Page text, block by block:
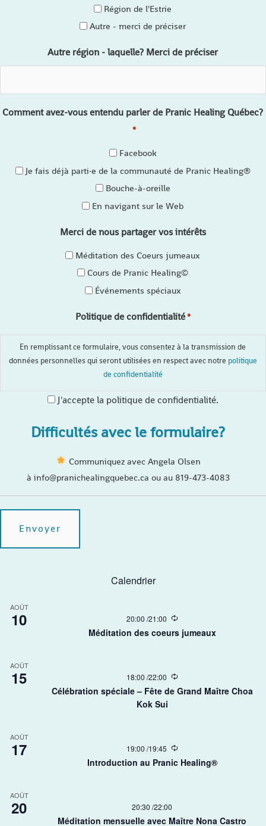
Région de l'Estrie
Autre - merci de préciser
Autre région - laquelle? Merci de préciser
Comment avez-vous entendu parler de Pranic Healing Québec?
*
Facebook
Je fais déjà parti·e de la communauté de Pranic Healing®
Bouche-à-oreille
En navigant sur le Web
Merci de nous partager vos intérêts
Méditation des Coeurs jumeaux
Cours de Pranic Healing©
Événements spéciaux
Politique de confidentialité*
En remplissant ce formulaire, vous consentez à la transmission de
données personnelles qui seront utilisées en respect avec notre politique
de confidentialité
J'accepte la politique de confidentialité.
Difficultés avec le formulaire?
Communiquez avec Angela Olsen
à info@pranichealingquebec.ca ou au 819-473-4083
Calendrier
AOÛT
10 20:00 /21:00
R
c
i
g
Méditation des coeurs jumeaux
AOÛT
15 18:00 /22:00
R
e
c
g
Célébration spéciale – Fête de Grand Maître Choa
Kok Sui​
AOÛT
17 19:00 /19:45
R
e
c
g
Introduction au Pranic Healing®
AOÛT
20 20:30 /22:00
Méditation mensuelle avec Maître Nona Castro